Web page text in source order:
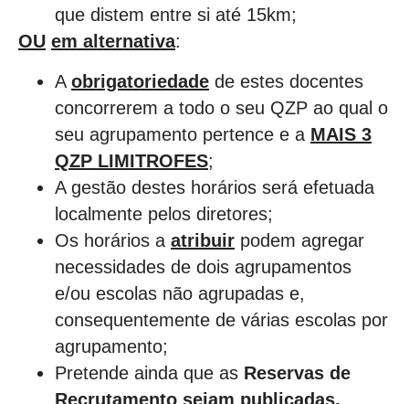
que distem entre si até 15km;
OU em alternativa:
A obrigatoriedade de estes docentes
concorrerem a todo o seu QZP ao qual o
seu agrupamento pertence e a MAIS 3
QZP LIMITROFES;
A gestão destes horários será efetuada
localmente pelos diretores;
Os horários a atribuir podem agregar
necessidades de dois agrupamentos
e/ou escolas não agrupadas e,
consequentemente de várias escolas por
agrupamento;
Pretende ainda que as Reservas de
Recrutamento sejam publicadas,